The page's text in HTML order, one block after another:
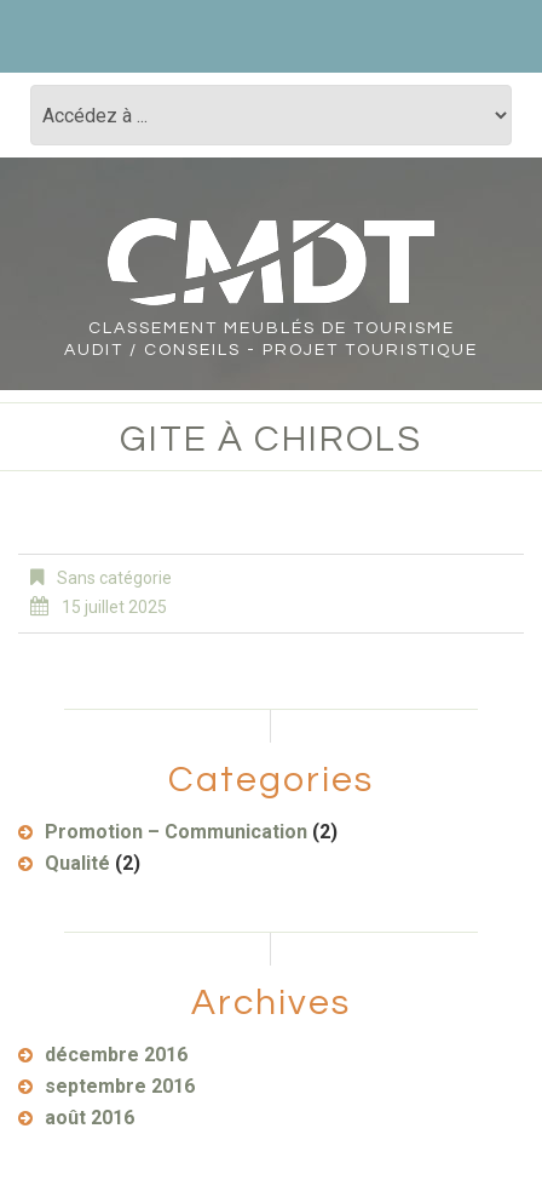
CLASSEMENT
MEUBLÉS DE TOURISME
AUDIT / CONSEILS - PROJET TOURISTIQUE
GITE À CHIROLS
Sans catégorie
15 juillet 2025
Categories
Promotion – Communication (2)
Qualité (2)
Archives
décembre 2016
septembre 2016
août 2016